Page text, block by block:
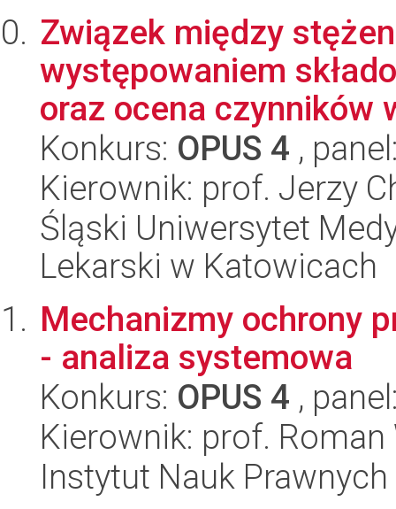
Związek między
występowaniem
oraz ocena czynników
Konkurs: OPUS 4 ,
Kierownik: prof. Jerzy
Śląski Uniwersytet
Lekarski w Katowicach
Mechanizmy ochrony
- analiza systemowa
Konkurs: OPUS 4 ,
Kierownik: prof.
Instytut Nauk Prawnych